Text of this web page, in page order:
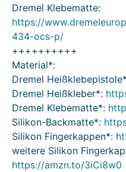
Dremel Klebematte:
https://
434-ocs-p/
++++++++++
Material*:
Dremel
Dremel Heißkleber*:
Dremel Klebematte*:
Silikon-Backmatte*:
Silikon Fingerkappen*:
weitere Silikon
https://amzn.to/3iCi8w0